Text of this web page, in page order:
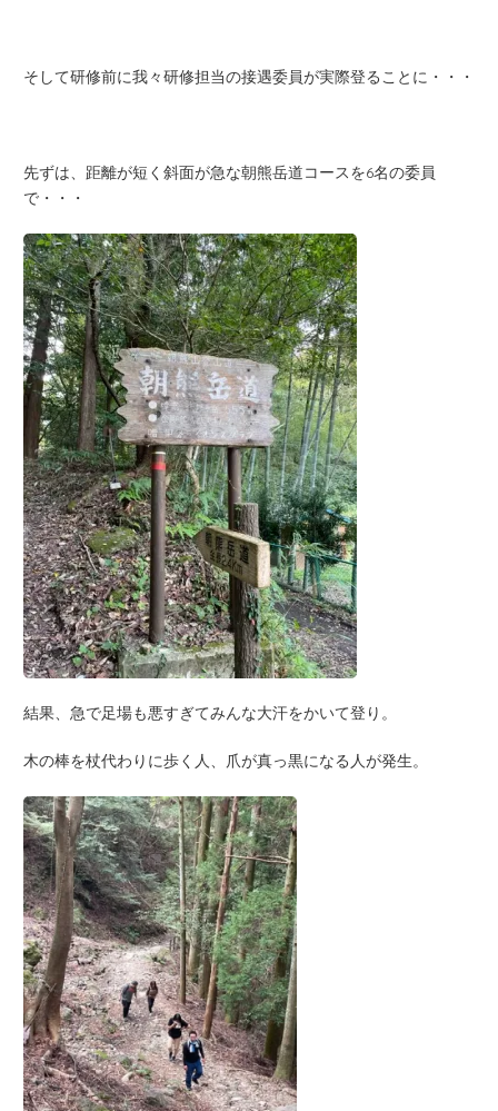
そして研修前に我々研修担当の接遇委員が実際登ることに・・・
先ずは、距離が短く斜面が急な朝熊岳道コースを6名の委員
で・・・
結果、急で足場も悪すぎてみんな大汗をかいて登り。
木の棒を杖代わりに歩く人、爪が真っ黒になる人が発生。